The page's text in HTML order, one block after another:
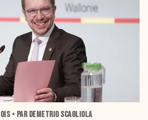
• PAR DEMETRIO SCAGLIOLA